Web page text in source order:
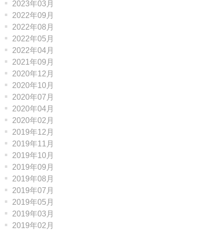
2023年03月
2022年09月
2022年08月
2022年05月
2022年04月
2021年09月
2020年12月
2020年10月
2020年07月
2020年04月
2020年02月
2019年12月
2019年11月
2019年10月
2019年09月
2019年08月
2019年07月
2019年05月
2019年03月
2019年02月